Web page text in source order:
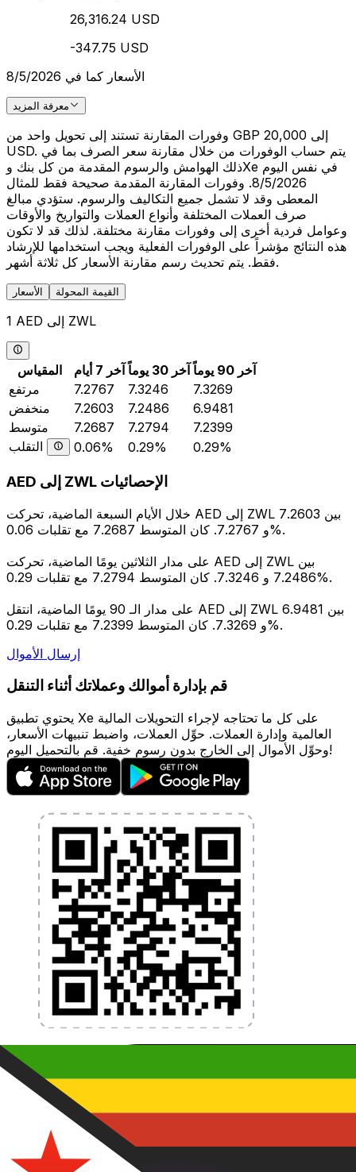
26,316.24 USD
-347.75 USD
الأسعار كما في 8/5/2026
معرفة المزيد
وفورات المقارنة تستند إلى تحويل واحد من GBP 20,000 إلى
USD. يتم حساب الوفورات من خلال مقارنة سعر الصرف بما في
ذلك الهوامش والرسوم المقدمة من كل بنك وXe في نفس اليوم
8/5/2026. وفورات المقارنة المقدمة صحيحة فقط للمثال
المعطى وقد لا تشمل جميع التكاليف والرسوم. ستؤدي مبالغ
صرف العملات المختلفة وأنواع العملات والتواريخ والأوقات
وعوامل فردية أخرى إلى وفورات مقارنة مختلفة. لذلك قد لا تكون
هذه النتائج مؤشراً على الوفورات الفعلية ويجب استخدامها للإرشاد
فقط. يتم تحديث رسم مقارنة الأسعار كل ثلاثة أشهر.
الأسعار القيمة المحولة
1 AED إلى ZWL
المقياس آخر 7 أيام آخر 30 يوماً
آخر 90 يوماً
مرتفع
7.2767 7.3246
7.3269
منخفض
7.2603 7.2486
6.9481
متوسط
7.2687 7.2794
7.2399
التقلب
0.06% 0.29% 0.29%
AED إلى ZWL الإحصائيات
خلال الأيام السبعة الماضية، تحركت AED إلى ZWL بين 7.2603
و 7.2767. كان المتوسط 7.2687 مع تقلبات 0.06%.
على مدار الثلاثين يومًا الماضية، تحركت AED إلى ZWL بين
7.2486 و 7.3246. كان المتوسط 7.2794 مع تقلبات 0.29%.
على مدار الـ 90 يومًا الماضية، انتقل AED إلى ZWL بين 6.9481
و 7.3269. كان المتوسط 7.2399 مع تقلبات 0.29%.
إرسال الأموال
قم بإدارة أموالك وعملاتك أثناء التنقل
يحتوي تطبيق Xe على كل ما تحتاجه لإجراء التحويلات المالية
العالمية وإدارة العملات. حوِّل العملات، واضبط تنبيهات الأسعار،
وحوِّل الأموال إلى الخارج بدون رسوم خفية. قم بالتحميل اليوم!